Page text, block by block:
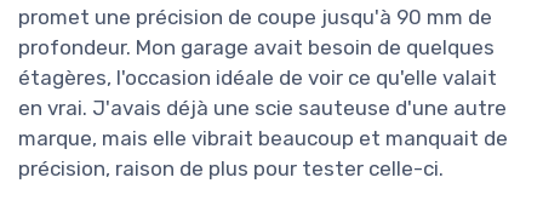
promet une précision de coupe jusqu'à 90 mm de
profondeur. Mon garage avait besoin de quelques
étagères, l'occasion idéale de voir ce qu'elle valait
en vrai. J'avais déjà une scie sauteuse d'une autre
marque, mais elle vibrait beaucoup et manquait de
précision, raison de plus pour tester celle-ci.